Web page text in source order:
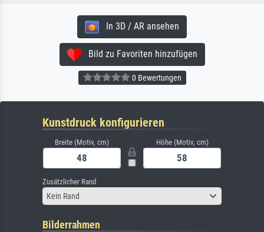
In 3D / AR ansehen
Bild zu Favoriten hinzufügen
0 Bewertungen
Kunstdruck konfigurieren
Breite (Motiv, cm) Höhe (Motiv, cm)
Zusätzlicher Rand
Kein Rand
Bilderrahmen